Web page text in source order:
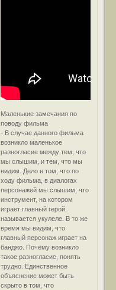
Маленькие замечания по
поводу фильма
- В случае данного фильма
возникло маленькое
разногласие между тем, что
мы слышим, и тем, что мы
видим. Дело в том, что по
ходу фильма, в диалогах
персонажей мы слышим, что
инструмент, на котором
играет главный герой,
называется укулеле. В то же
время мы видим, что
главный персонаж играет на
банджо. Почему возникло
такое разногласие, понять
трудно. Единственное
объяснение может быть
скрыто в том, что